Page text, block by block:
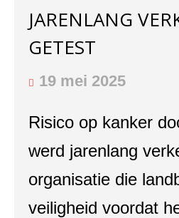
JARENLANG
GETEST
19 mei 2025
Risico op kanker
werd jarenlang
organisatie die
veiligheid voordat